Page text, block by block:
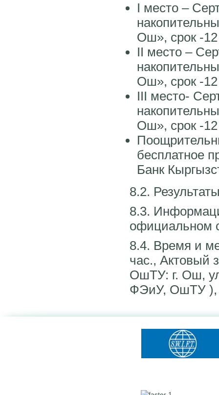
I место –
Ош», срок -
II место –
Ош», срок -
III место-
Ош», срок -
бесплатное
Банк
8.2.
8.3.
официальном
8.4. Время и
час., Актовый
ОшТУ: г. Ош,
ФЭиУ, ОшТУ ),